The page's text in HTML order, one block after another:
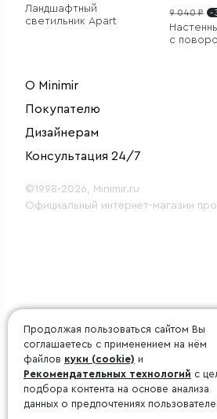
Ландшафтный
светильник Apart
9 040 ₽ -
с
О Minimir
Покупателю
Дизайнерам
Консультация 24/7
©1998-2026, Minimir.ru
Официальный интернет-магазин
Продолжая пользоваться сайтом Вы
соглашаетесь с применением на нём
файлов куки (cookie) и
Рекомендательных технологий с
подбора контента на основе анализа
данных о предпочтениях